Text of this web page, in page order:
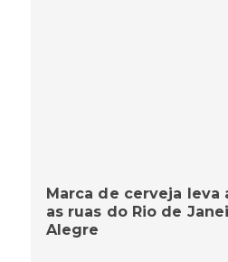
Marca de cerveja leva
as ruas do Rio de
Alegre